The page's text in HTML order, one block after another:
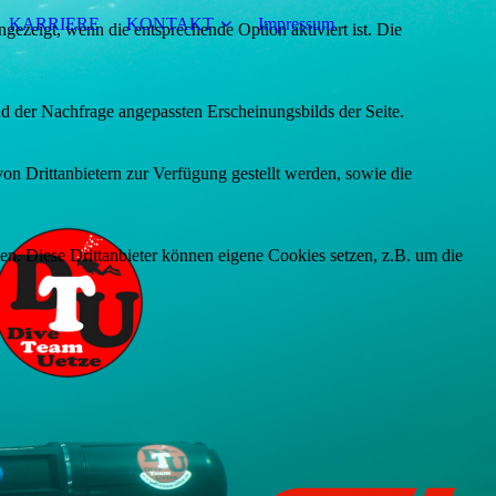
KARRIERE KONTAKT Impressum
wenn die entsprechende Option aktiviert ist. Die
Nachfrage angepassten Erscheinungsbilds der Seite.
Drittanbietern zur Verfügung gestellt werden, sowie die
Diese Drittanbieter können eigene Cookies setzen, z.B. um die